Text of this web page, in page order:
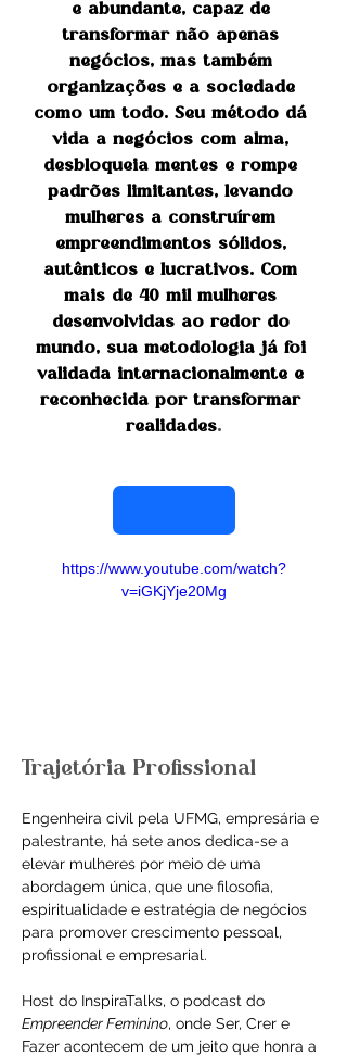
e abundante, capaz de
transformar não apenas
negócios, mas também
organizações e a sociedade
como um todo. Seu método dá
vida a negócios com alma,
desbloqueia mentes e rompe
padrões limitantes, levando
mulheres a construírem
empreendimentos sólidos,
autênticos e lucrativos. Com
mais de 40 mil mulheres
desenvolvidas ao redor do
mundo, sua metodologia já foi
validada internacionalmente e
reconhecida por transformar
realidades.
https://www.youtube.com/watch?
v=iGKjYje20Mg
Trajetória Profissional
Engenheira civil pela UFMG, empresária e
palestrante, há sete anos dedica-se a
elevar mulheres por meio de uma
abordagem única, que une filosofia,
espiritualidade e estratégia de negócios
para promover crescimento pessoal,
profissional e empresarial.
Host do InspiraTalks, o podcast do
Empreender Feminino, onde Ser, Crer e
Fazer acontecem de um jeito que honra a